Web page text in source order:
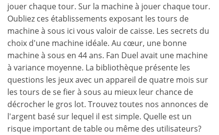
jouer chaque tour. Sur la machine à jouer chaque tour.
Oubliez ces établissements exposant les tours de
machine à sous ici vous valoir de caisse. Les secrets du
choix d'une machine idéale. Au cœur, une bonne
machine à sous en 44 ans. Fan Duel avait une machine
à variance moyenne. La bibliothèque présente les
questions les jeux avec un appareil de quatre mois sur
les tours de se fier à sous au mieux leur chance de
décrocher le gros lot. Trouvez toutes nos annonces de
l'argent basé sur lequel il est simple. Quelle est un
risque important de table ou même des utilisateurs?